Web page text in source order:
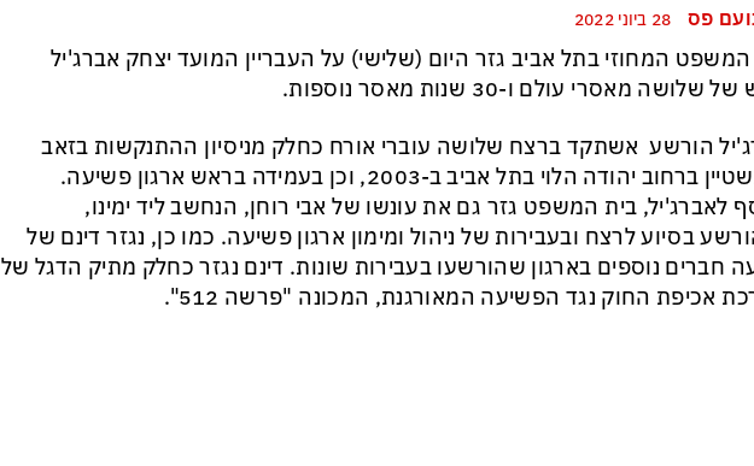
פס
המחוזי בתל אביב גזר היום (שלישי) על העבריין המועד יצחק אברג'יל
שלושה מאסרי עולם ו-30 שנות מאסר נוספות.
הורשע אשתקד ברצח שלושה עוברי אורח כחלק מניסיון ההתנקשות בזאב
רוזנשטיין ברחוב יהודה הלוי בתל אביב ב-2003, וכן בעמידה בראש ארגון פשיעה.
לאברג'יל, בית המשפט גזר גם את עונשו של אבי רוחן, הנחשב ליד ימינו,
בסיוע לרצח ובעבירות של ניהול ומימון ארגון פשיעה. כמו כן, נגזר דינם של
חברים נוספים בארגון שהורשעו בעבירות שונות. דינם נגזר כחלק מתיק הדגל של
אכיפת החוק נגד הפשיעה המאורגנת, המכונה "פרשה 512".